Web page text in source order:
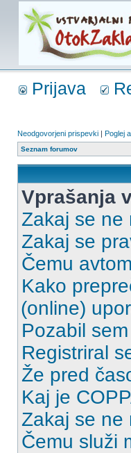
Prijava
Neodgovorjeni prispevki | Poglej
Seznam forumov
Vprašanja
Zakaj se ne
Zakaj se
Čemu
Kako
(online)
Pozabil
Registriral
Že pred
Kaj je
Zakaj se ne
Čemu služi